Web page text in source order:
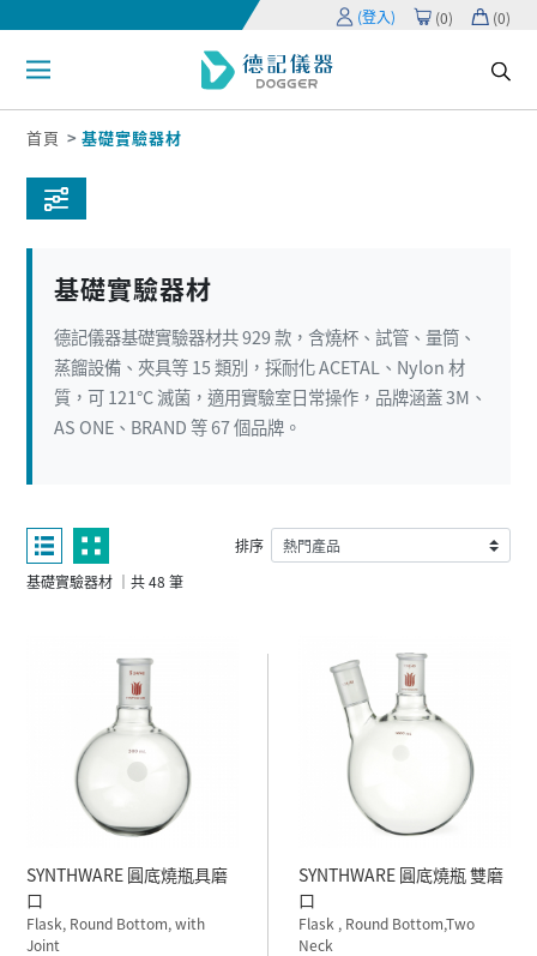
(登入) (0) (0)
首頁 基礎實驗器材
基礎實驗器材
德記儀器基礎實驗器材共 929 款，含燒杯、試管、量筒、
蒸餾設備、夾具等 15 類別，採耐化 ACETAL、Nylon 材
質，可 121°C 滅菌，適用實驗室日常操作，品牌涵蓋 3M、
AS ONE、BRAND 等 67 個品牌。
基礎實驗器材 ｜共 48 筆
排序
SYNTHWARE 圓底燒瓶具磨
口
Flask, Round Bottom, with
Joint
SYNTHWARE 圓底燒瓶 雙磨
口
Flask , Round Bottom,Two
Neck